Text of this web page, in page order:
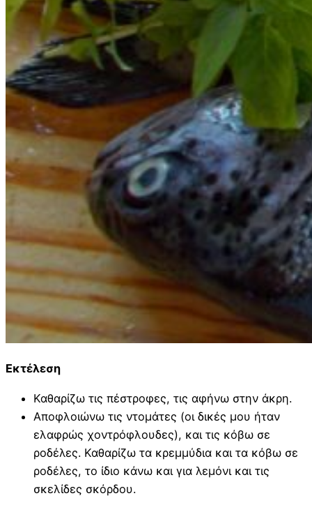
Εκτέλεση
Καθαρίζω τις πέστροφες, τις αφήνω στην άκρη.
Αποφλοιώνω τις ντομάτες (οι δικές μου ήταν
ελαφρώς χοντρόφλουδες), και τις κόβω σε
ροδέλες. Καθαρίζω τα κρεμμύδια και τα κόβω σε
ροδέλες, το ίδιο κάνω και για λεμόνι και τις
σκελίδες σκόρδου.